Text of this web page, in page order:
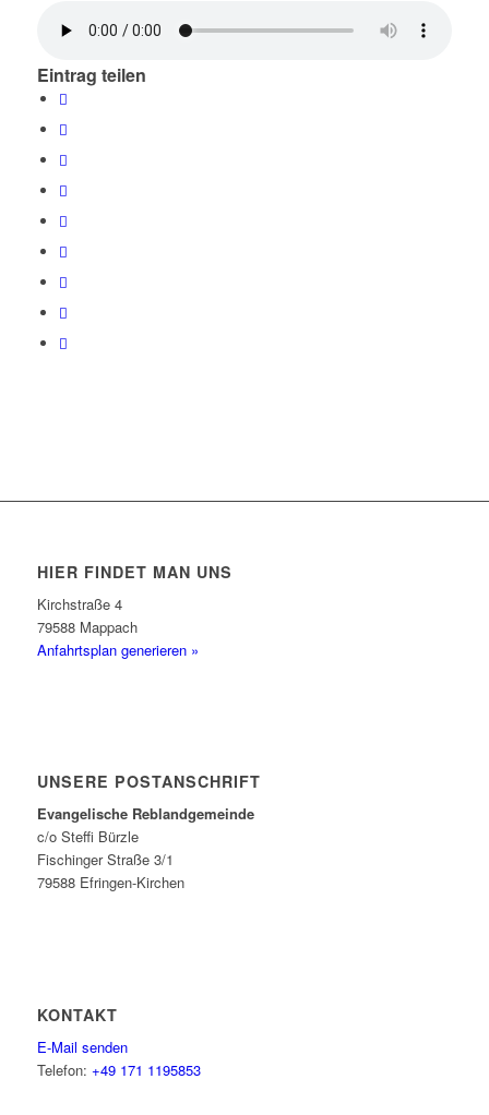
Eintrag teilen
HIER FINDET MAN UNS
Kirchstraße 4
79588 Mappach
Anfahrtsplan generieren »
UNSERE POSTANSCHRIFT
Evangelische Reblandgemeinde
c/o Steffi Bürzle
Fischinger Straße 3/1
79588 Efringen-Kirchen
KONTAKT
E-Mail senden
Telefon: +49 171 1195853